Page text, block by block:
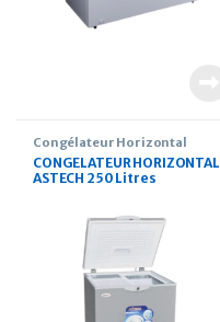
Congélateur Horizontal
CONGELATEUR HORIZONTAL
ASTECH 250 Litres